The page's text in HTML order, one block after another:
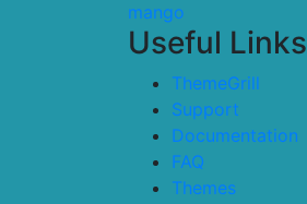
mango
Useful Links
ThemeGrill
Support
Documentation
FAQ
Themes